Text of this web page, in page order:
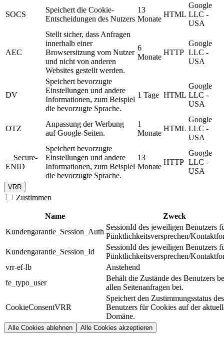
SOCS
Speichert die Cookie-
Entscheidungen des Nutzers
13
Monate
HTML
Google
LLC -
USA
AEC
Stellt sicher, dass Anfragen
innerhalb einer
Browsersitzung vom Nutzer
und nicht von anderen
Websites gestellt werden.
6
Monate
HTTP
Google
LLC -
USA
DV
Speichert bevorzugte
Einstellungen und andere
Informationen, zum Beispiel
die bevorzugte Sprache.
1 Tage HTML
Google
LLC -
USA
OTZ
Anpassung der Werbung
auf Google-Seiten.
1
Monate
HTML
Google
LLC -
USA
__Secure-
ENID
Speichert bevorzugte
Einstellungen und andere
Informationen, zum Beispiel
die bevorzugte Sprache.
13
Monate
HTTP
Google
LLC -
USA
VRR
Zustimmen
Name
Zweck
Kundengarantie_Session_Auth
SessionId des jeweiligen Benutzers
Pünktlichkeitsversprechen/
Kundengarantie_Session_Id
SessionId des jeweiligen Benutzers
Pünktlichkeitsversprechen/
vrr-ef-lb
Anstehend
fe_typo_user
Behält die Zustände des Benutzers
allen Seitenanfragen bei.
CookieConsentVRR
Speichert den Zustimmungsstatus des
Benutzers für Cookies auf der
Domäne.
Alle Cookies ablehnen Alle Cookies akzeptieren